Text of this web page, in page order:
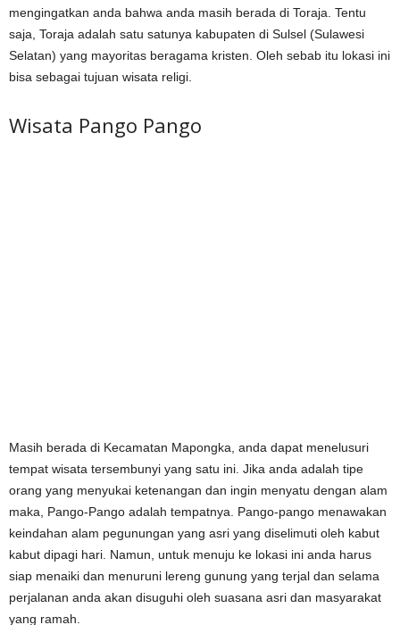
mengingatkan anda bahwa anda masih berada di Toraja. Tentu
saja, Toraja adalah satu satunya kabupaten di Sulsel (Sulawesi
Selatan) yang mayoritas beragama kristen. Oleh sebab itu lokasi ini
bisa sebagai tujuan wisata religi.
Wisata Pango Pango
Masih berada di Kecamatan Mapongka, anda dapat menelusuri
tempat wisata tersembunyi yang satu ini. Jika anda adalah tipe
orang yang menyukai ketenangan dan ingin menyatu dengan alam
maka, Pango-Pango adalah tempatnya. Pango-pango menawakan
keindahan alam pegunungan yang asri yang diselimuti oleh kabut
kabut dipagi hari. Namun, untuk menuju ke lokasi ini anda harus
siap menaiki dan menuruni lereng gunung yang terjal dan selama
perjalanan anda akan disuguhi oleh suasana asri dan masyarakat
yang ramah.